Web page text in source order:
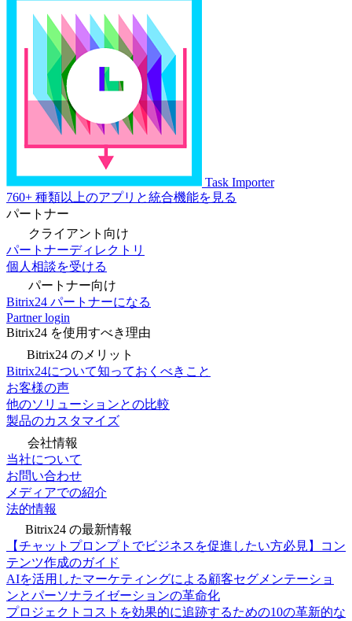
Task Importer
760+ 種類以上のアプリと統合機能を見る
パートナー
クライアント向け
パートナーディレクトリ
個人相談を受ける
パートナー向け
Bitrix24 パートナーになる
Partner login
Bitrix24 を使用すべき理由
Bitrix24 のメリット
Bitrix24について知っておくべきこと
お客様の声
他のソリューションとの比較
製品のカスタマイズ
会社情報
当社について
お問い合わせ
メディアでの紹介
法的情報
Bitrix24 の最新情報
【チャットプロンプトでビジネスを促進したい方必見】コン
テンツ作成のガイド
AIを活用したマーケティングによる顧客セグメンテーショ
ンとパーソナライゼーションの革命化
プロジェクトコストを効果的に追跡するための10の革新的な